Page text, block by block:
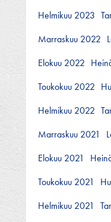
Helmikuu 2023
Marraskuu 2022
Elokuu 2022
Toukokuu 2022
Helmikuu 2022
Marraskuu 2021
Elokuu 2021
Toukokuu 2021
Helmikuu 2021